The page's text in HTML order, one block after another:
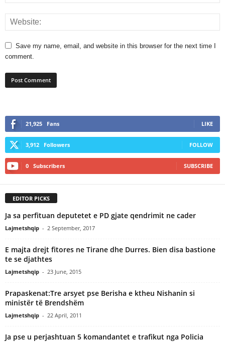
Save my name, email, and website in this browser for the next time I
comment.
21,925 Fans LIKE
3,912 Followers FOLLOW
0 Subscribers SUBSCRIBE
EDITOR PICKS
Ja sa perfituan deputetet e PD gjate qendrimit ne cader
Lajmetshqip - 2 September, 2017
E majta drejt fitores ne Tirane dhe Durres. Bien disa bastione
te se djathtes
Lajmetshqip - 23 June, 2015
Prapaskenat:Tre arsyet pse Berisha e ktheu Nishanin si
ministër të Brendshëm
Lajmetshqip - 22 April, 2011
Ja pse u perjashtuan 5 komandantet e trafikut nga Policia